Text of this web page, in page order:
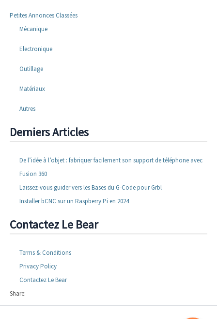
Petites Annonces Classées
Mécanique
Electronique
Outillage
Matériaux
Autres
Derniers Articles
De l’idée à l’objet : fabriquer facilement son support de téléphone avec
Fusion 360
Laissez-vous guider vers les Bases du G-Code pour Grbl
Installer bCNC sur un Raspberry Pi en 2024
Contactez Le Bear
Terms & Conditions
Privacy Policy
Contactez Le Bear
Share: